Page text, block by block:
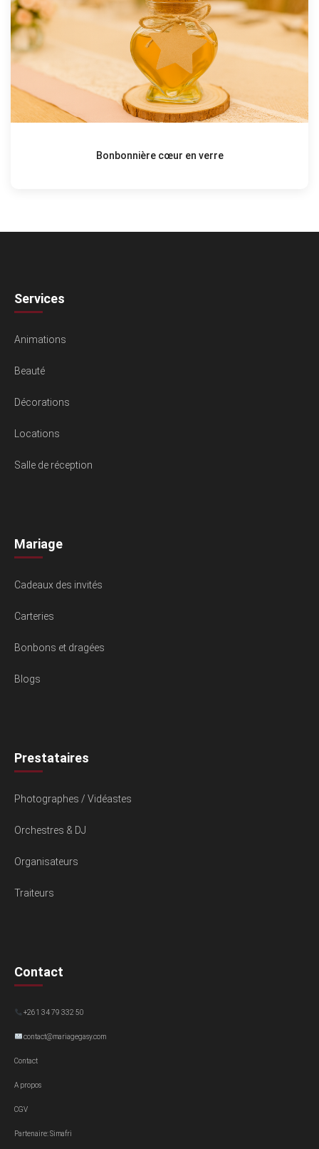
Bonbonnière cœur en verre
Mariage
Cadeaux des invités
Carteries
Bonbons et dragées
Blogs
Prestataires
Photographes / Vidéastes
Orchestres & DJ
Organisateurs
Traiteurs
Services
Animations
Beauté
Décorations
Locations
Salle de réception
Contact
+261 34 79 332 50
contact@mariagegasy.com
Contact
A propos
CGV
Partenaire: Simafri